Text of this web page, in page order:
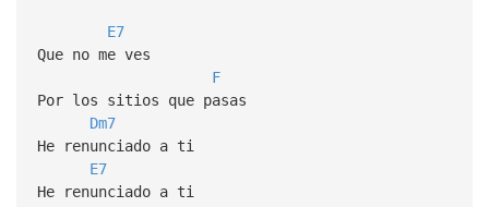
E7
Que no me ves
F
Por los sitios que pasas
Dm7
He renunciado a ti
E7
He renunciado a ti